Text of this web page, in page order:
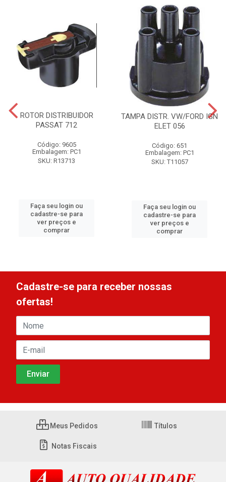
ROTOR DISTRIBUIDOR
PASSAT 712
Código: 9605
Embalagem: PC1
SKU: R13713
Faça seu login ou
cadastre-se para
ver preços e
comprar
TAMPA DISTR. VW/FORD IGN
ELET 056
Código: 651
Embalagem: PC1
SKU: T11057
Faça seu login ou
cadastre-se para
ver preços e
comprar
Cadastre-se para receber nossas
ofertas!
Meus Pedidos Títulos
Notas Fiscais